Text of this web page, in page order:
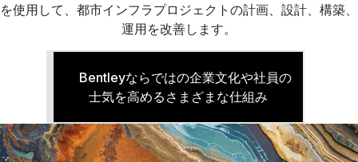
を使用して、都市インフラプロジェクトの計画、設計、構築、
運用を改善します。
Bentleyならではの企業文化や社員の
士気を高めるさまざまな仕組み